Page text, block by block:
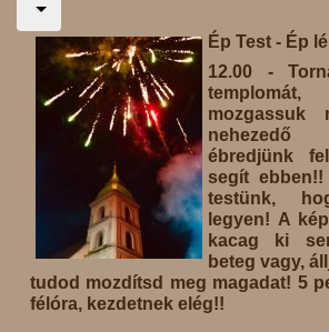
Ép Test - Ép
12.00 -
nehezedő
ébredjünk
segít
testünk,
legyen! A
kacag ki
beteg vagy,
tudod mozdítsd meg magadat! 5
félóra, kezdetnek elég!!